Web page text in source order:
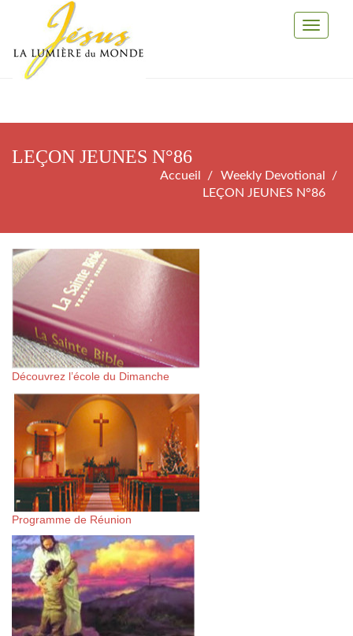
Toggle
LEÇON JEUNES N°86
Accueil
Weekly Devotional
LEÇON JEUNES N°86
Découvrez l’école du Dimanche
Programme de Réunion